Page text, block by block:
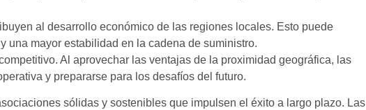
al desarrollo económico de las regiones locales. Esto puede
una mayor estabilidad en la cadena de suministro.
Al aprovechar las ventajas de la proximidad geográfica, las
y prepararse para los desafíos del futuro.
sólidas y sostenibles que impulsen el éxito a largo plazo. Las